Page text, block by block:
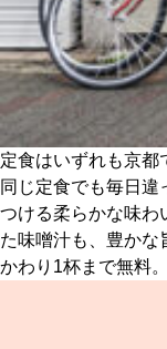
定食はいずれも京都
同じ定食でも毎日違
つける柔らかな味わ
た味噌汁も、豊かな
かわり1杯まで無料